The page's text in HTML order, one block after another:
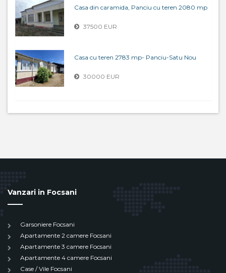
Casa din caramida, Panciu cu teren 2080 mp
37500 EUR
Casa cu teren 2783 mp- Panciu-Satu Nou
30000 EUR
Vanzari in Focsani
Garsoniere Focsani
Apartamente 2 camere Focsani
Apartamente 3 camere Focsani
Apartamente 4 camere Focsani
Case / Vile Focsani